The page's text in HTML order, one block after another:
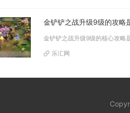
金铲铲之战升级9级的攻略
乐汇网